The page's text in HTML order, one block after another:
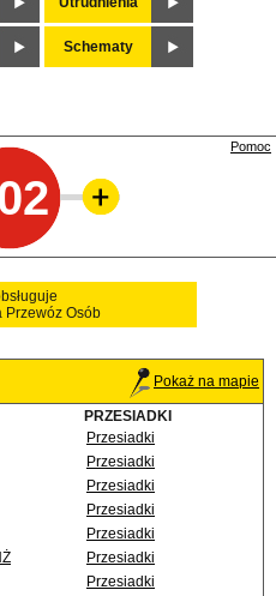
Schematy
Pomoc
Przewóz Osób
Pokaż na mapie
PRZESIADKI
Przesiadki
Przesiadki
Przesiadki
Przesiadki
Przesiadki
Przesiadki
Przesiadki